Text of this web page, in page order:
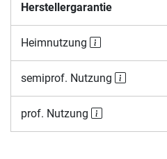
Herstellergarantie
Heimnutzung
semiprof. Nutzung
prof. Nutzung